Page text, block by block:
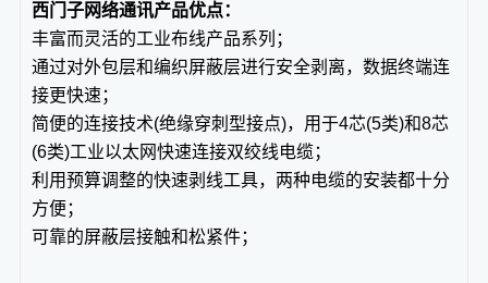
西门子网络通讯产品优点：
丰富而灵活的工业布线产品系列；
通过对外包层和编织屏蔽层进行安全剥离，数据终端连
接更快速；
简便的连接技术(绝缘穿刺型接点)，用于4芯(5类)和8芯
(6类)工业以太网快速连接双绞线电缆；
利用预算调整的快速剥线工具，两种电缆的安装都十分
方便；
可靠的屏蔽层接触和松紧件；